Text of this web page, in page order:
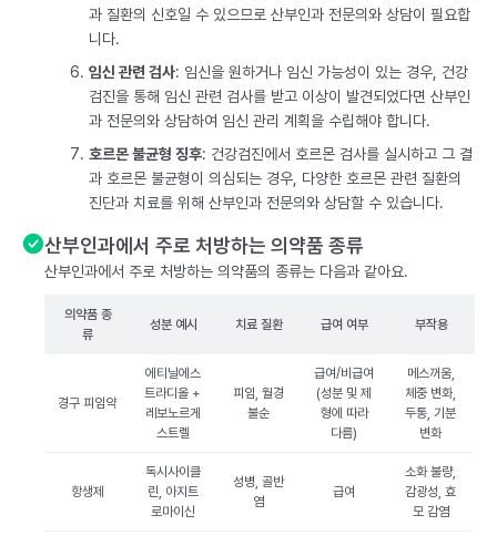
과 질환의 신호일 수 있으므로 산부인과 전문의와 상담이 필요합
니다.
임신 관련 검사: 임신을 원하거나 임신 가능성이 있는 경우, 건강
검진을 통해 임신 관련 검사를 받고 이상이 발견되었다면 산부인
과 전문의와 상담하여 임신 관리 계획을 수립해야 합니다.
호르몬 불균형 징후: 건강검진에서 호르몬 검사를 실시하고 그 결
과 호르몬 불균형이 의심되는 경우, 다양한 호르몬 관련 질환의
진단과 치료를 위해 산부인과 전문의와 상담할 수 있습니다.
산부인과에서 주로 처방하는 의약품 종류
산부인과에서 주로 처방하는 의약품의 종류는 다음과 같아요.
의약품 종
류
성분 예시 치료 질환 급여 여부 부작용
경구 피임약
에티닐에스
트라디올 +
레보노르게
스트렐
피임, 월경
불순
급여/비급여
(성분 및 제
형에 따라
다름)
메스꺼움,
체중 변화,
두통, 기분
변화
항생제
독시사이클
린, 아지트
로마이신
성병, 골반
염
급여
소화 불량,
감광성, 효
모 감염